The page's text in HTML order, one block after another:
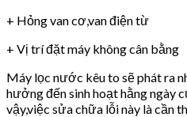
+ Hỏng van cơ,van điện từ
+ Vị trí đặt máy không cân bằng
Máy lọc nước kêu to sẽ phát ra
hưởng đến sinh hoạt hằng ngày
vậy,việc sửa chữa lỗi này là cần